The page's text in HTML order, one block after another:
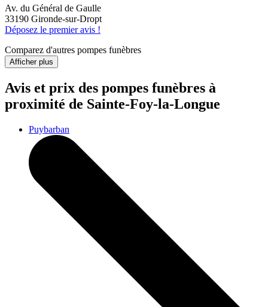
Av. du Général de Gaulle
33190 Gironde-sur-Dropt
Déposez le premier avis !
Comparez d'autres pompes funèbres
Afficher plus
Avis et prix des pompes funèbres à
proximité de Sainte-Foy-la-Longue
Puybarban